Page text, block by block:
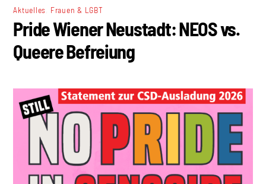
Aktuelles Frauen & LGBT
Pride Wiener Neustadt: NEOS vs.
Queere Befreiung